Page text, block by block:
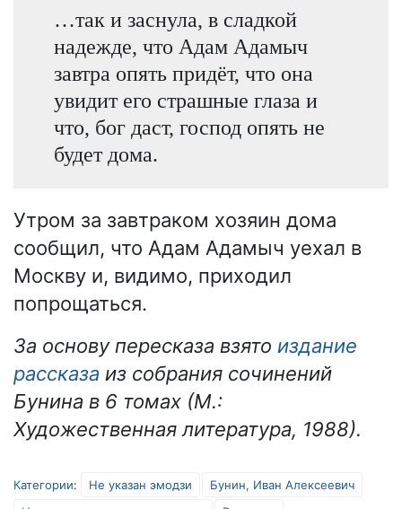
…так и заснула, в сладкой
надежде, что Адам Адамыч
завтра опять придёт, что она
увидит его страшные глаза и
что, бог даст, господ опять не
будет дома.
Утром за завтраком хозяин дома
сообщил, что Адам Адамыч уехал в
Москву и, видимо, приходил
попрощаться.
За основу пересказа взято издание
рассказа из собрания сочинений
Бунина в 6 томах (М.:
Художественная литература, 1988).
Категории: Не указан эмодзи
Бунин, Иван Алексеевич